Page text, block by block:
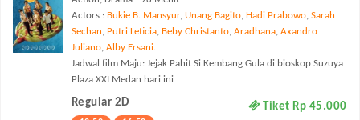
Actors : Bukie B. Mansyur, Unang Bagito, Hadi Prabowo, Sarah
Sechan, Putri Leticia, Beby Christanto, Aradhana, Axandro
Juliano, Alby Ersani.
Jadwal film Maju: Jejak Pahit Si Kembang Gula di bioskop Suzuya
Plaza XXI Medan hari ini
Regular 2D Tiket Rp 45.000